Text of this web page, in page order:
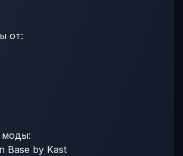
от:
моды:
Base by Kast